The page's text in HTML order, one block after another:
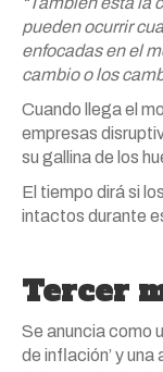
pueden ocurrir
enfocadas en el
cambio o los
Cuando llega el
empresas
su gallina de los
El tiempo dirá si
intactos durante
Tercer
Se anuncia como
de inflación’ y